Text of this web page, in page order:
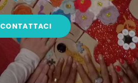
CONTATTACI